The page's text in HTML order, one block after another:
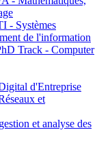
- Systèmes
de l'information
Track - Computer
d'Entreprise
et
et analyse des